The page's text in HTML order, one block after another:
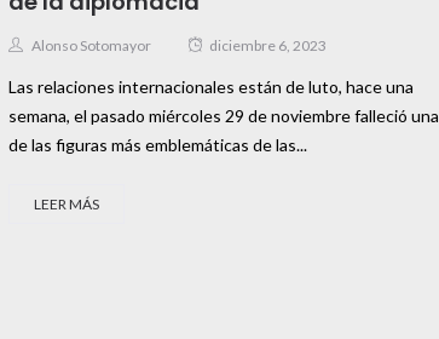
Alonso Sotomayor diciembre 6, 2023
Las relaciones internacionales están de luto, hace una
semana, el pasado miércoles 29 de noviembre falleció una
de las figuras más emblemáticas de las...
LEER MÁS